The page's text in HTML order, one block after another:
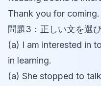
Thank you for coming.
問題3：正しい文を選
(a) I am interested in
in learning.
(a) She stopped to